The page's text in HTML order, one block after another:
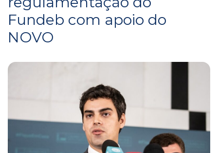
Fundeb com apoio do
NOVO